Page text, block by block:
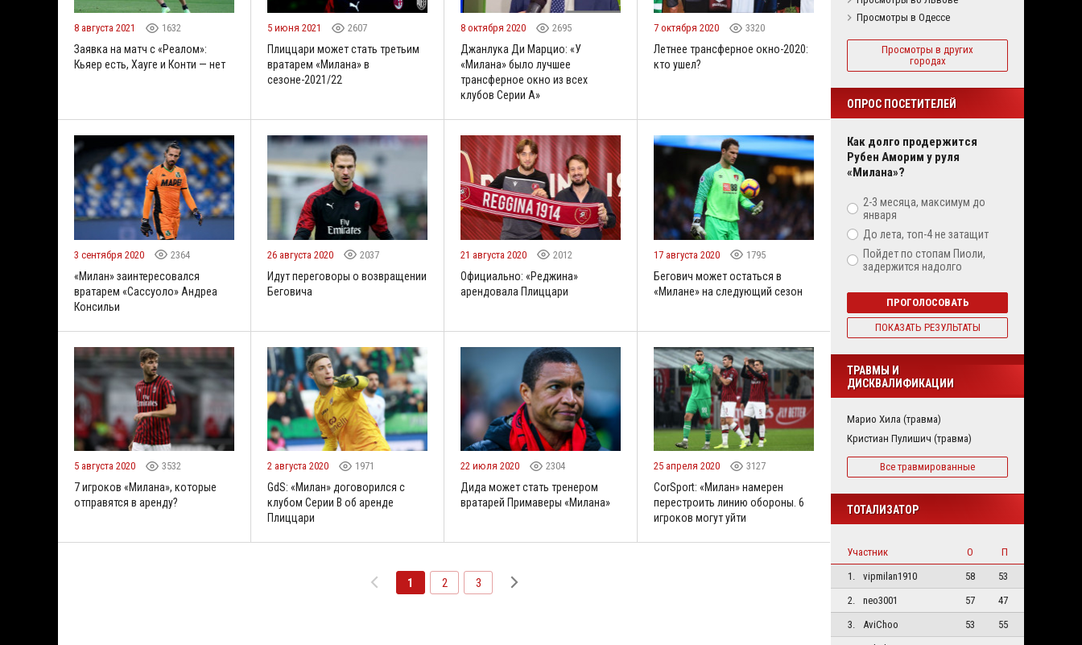
8 августа 2021 1632
Заявка на матч с «Реалом»:
Кьяер есть, Хауге и Конти — нет
5 июня 2021 2607
Плиццари может стать третьим
вратарем «Милана» в
сезоне-2021/22
8 октября 2020 2695
Джанлука Ди Марцио: «У
«Милана» было лучшее
трансферное окно из всех
клубов Серии А»
7 октября 2020 3320
Летнее трансферное окно-2020:
кто ушел?
3 сентября 2020 2364
«Милан» заинтересовался
вратарем «Сассуоло» Андреа
Консильи
26 августа 2020 2037
Идут переговоры о возвращении
Беговича
21 августа 2020 2012
Официально: «Реджина»
арендовала Плиццари
17 августа 2020 1795
Бегович может остаться в
«Милане» на следующий сезон
5 августа 2020 3532
7 игроков «Милана», которые
отправятся в аренду?
2 августа 2020 1971
GdS: «Милан» договорился с
клубом Серии В об аренде
Плиццари
22 июля 2020 2304
Дида может стать тренером
вратарей Примаверы «Милана»
25 апреля 2020 3127
CorSport: «Милан» намерен
перестроить линию обороны. 6
игроков могут уйти
1 2 3
Просмотры в Одессе
Просмотры в других
городах
ОПРОС ПОСЕТИТЕЛЕЙ
Как долго продержится
Рубен Аморим у руля
«Милана»?
2-3 месяца, максимум до
января
До лета, топ-4 не затащит
Пойдет по стопам Пиоли,
задержится надолго
ПРОГОЛОСОВАТЬ
ПОКАЗАТЬ РЕЗУЛЬТАТЫ
ТРАВМЫ И
ДИСКВАЛИФИКАЦИИ
Марио Хила (травма)
Кристиан Пулишич (травма)
Все травмированные
ТОТАЛИЗАТОР
Участник О
П
1.
vipmilan1910 58
53
2.
neo3001 57
47
3.
AviChoo 53
55